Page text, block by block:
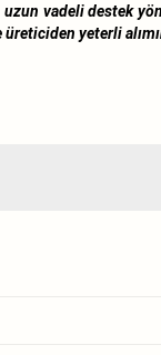
vadeli destek
yeterli alımın